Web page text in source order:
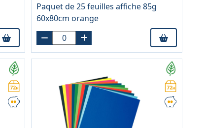
Paquet de 25 feuilles affiche 85g
60x80cm orange